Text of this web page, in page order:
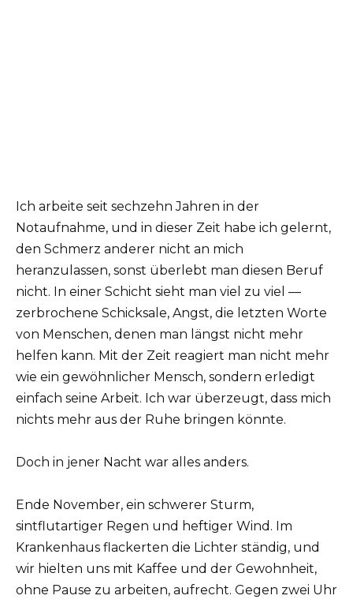
Ich arbeite seit sechzehn Jahren in der
Notaufnahme, und in dieser Zeit habe ich gelernt,
den Schmerz anderer nicht an mich
heranzulassen, sonst überlebt man diesen Beruf
nicht. In einer Schicht sieht man viel zu viel —
zerbrochene Schicksale, Angst, die letzten Worte
von Menschen, denen man längst nicht mehr
helfen kann. Mit der Zeit reagiert man nicht mehr
wie ein gewöhnlicher Mensch, sondern erledigt
einfach seine Arbeit. Ich war überzeugt, dass mich
nichts mehr aus der Ruhe bringen könnte.
Doch in jener Nacht war alles anders.
Ende November, ein schwerer Sturm,
sintflutartiger Regen und heftiger Wind. Im
Krankenhaus flackerten die Lichter ständig, und
wir hielten uns mit Kaffee und der Gewohnheit,
ohne Pause zu arbeiten, aufrecht. Gegen zwei Uhr